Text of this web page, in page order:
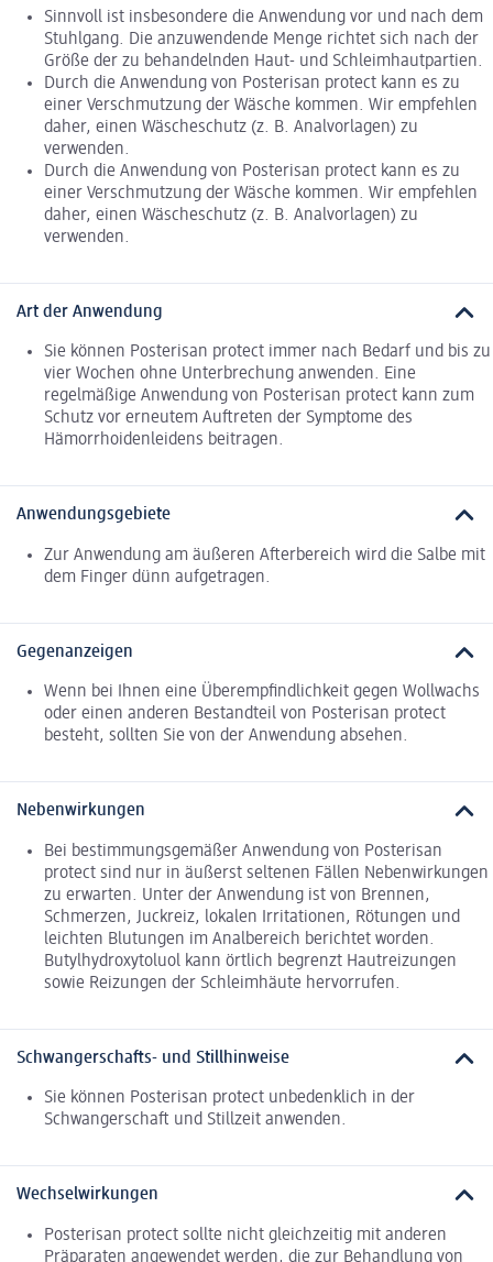
Sinnvoll ist insbesondere die Anwendung vor und nach dem
Stuhlgang. Die anzuwendende Menge richtet sich nach der
Größe der zu behandelnden Haut- und Schleimhautpartien.
Durch die Anwendung von Posterisan protect kann es zu
einer Verschmutzung der Wäsche kommen. Wir empfehlen
daher, einen Wäscheschutz (z. B. Analvorlagen) zu
verwenden.
Durch die Anwendung von Posterisan protect kann es zu
einer Verschmutzung der Wäsche kommen. Wir empfehlen
daher, einen Wäscheschutz (z. B. Analvorlagen) zu
verwenden.
Art der Anwendung
Sie können Posterisan protect immer nach Bedarf und bis zu
vier Wochen ohne Unterbrechung anwenden. Eine
regelmäßige Anwendung von Posterisan protect kann zum
Schutz vor erneutem Auftreten der Symptome des
Hämorrhoidenleidens beitragen.
Anwendungsgebiete
Zur Anwendung am äußeren Afterbereich wird die Salbe mit
dem Finger dünn aufgetragen.
Gegenanzeigen
Wenn bei Ihnen eine Überempfindlichkeit gegen Wollwachs
oder einen anderen Bestandteil von Posterisan protect
besteht, sollten Sie von der Anwendung absehen.
Nebenwirkungen
Bei bestimmungsgemäßer Anwendung von Posterisan
protect sind nur in äußerst seltenen Fällen Nebenwirkungen
zu erwarten. Unter der Anwendung ist von Brennen,
Schmerzen, Juckreiz, lokalen Irritationen, Rötungen und
leichten Blutungen im Analbereich berichtet worden.
Butylhydroxytoluol kann örtlich begrenzt Hautreizungen
sowie Reizungen der Schleimhäute hervorrufen.
Schwangerschafts- und Stillhinweise
Sie können Posterisan protect unbedenklich in der
Schwangerschaft und Stillzeit anwenden.
Wechselwirkungen
Posterisan protect sollte nicht gleichzeitig mit anderen
Präparaten angewendet werden, die zur Behandlung von